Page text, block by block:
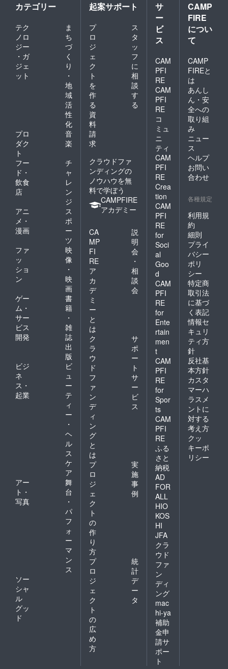
カテゴリー
テク
ノロ
ジー
・ガ
ジェ
ット
ま
ち
づ
く
り
・
地
域
活
性
化
プロ
ダク
ト
音
楽
フー
ド・
飲食
店
チ
ャ
レ
ン
ジ
アニ
メ・
漫画
ス
ポ
ー
ツ
ファ
ッ
ショ
ン
映
像
・
映
画
ゲー
ム・
サー
ビス
開発
書
籍
・
雑
誌
出
版
ビジ
ネ
ス・
起業
ビ
ュ
ー
テ
ィ
ー
・
ヘ
ル
ス
ケ
ア
アー
ト・
写真
舞
台
・
パ
フ
ォ
ー
マ
ン
ス
ソー
シャ
ル
グッ
ド
起案サポート
プ
ロ
ジ
ェ
ク
ト
を
作
る
ス
タ
ッ
フ
に
相
談
す
る
資
料
請
求
クラウドファ
ンディングの
ノウハウを無
料で学ぼう
CAMPFIRE
アカデミー
CA
MP
FI
RE
ア
カ
デ
ミ
ー
と
は
説
明
会
・
相
談
会
ク
ラ
ウ
ド
フ
ァ
ン
デ
ィ
ン
グ
と
は
サ
ポ
ー
ト
サ
ー
ビ
ス
プ
ロ
ジ
ェ
ク
ト
の
作
り
方
実
施
事
例
プ
ロ
ジ
ェ
ク
ト
の
広
め
方
統
計
デ
ー
タ
サ
ー
ビ
ス
CAM
PFI
RE
CAM
PFI
RE
コ
ミュ
ニ
ティ
CAM
PFI
RE
Crea
tion
CAM
PFI
RE
for
Soci
al
Goo
d
CAM
PFI
RE
for
Ente
rtain
men
t
CAM
PFI
RE
for
Spor
ts
CAM
PFI
RE
ふる
さと
納税
AD
FOR
ALL
HIO
KOS
HI
JFA
クラ
ウド
ファ
ン
ディ
ング
mac
hi-ya
補助
金申
請サ
ポー
ト
CAMP
FIRE
につい
て
CAMP
FIREと
は
あんし
ん・安
全への
取り組
み
ニュー
ス
ヘルプ
お問い
合わせ
各種規定
利用規
約
細則
プライ
バシー
ポリ
シー
特定商
取引法
に基づ
く表記
情報セ
キュリ
ティ方
針
反社基
本方針
カスタ
マーハ
ラスメ
ントに
対する
考え方
クッ
キーポ
リシー